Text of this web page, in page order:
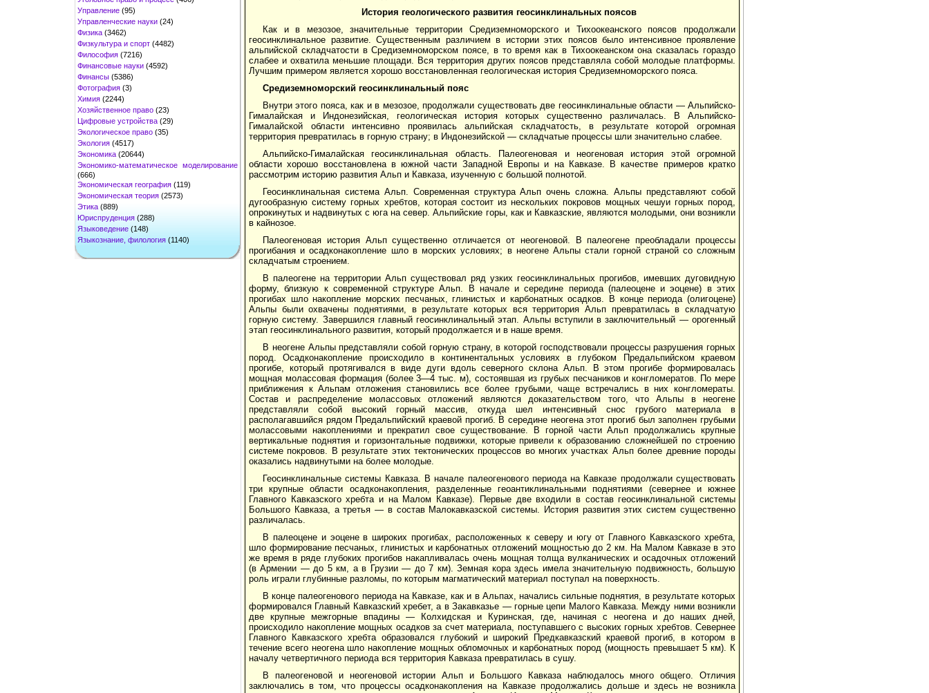
Управление (95)
Управленческие науки (24)
Физика (3462)
Физкультура и спорт (4482)
Философия (7216)
Финансовые науки (4592)
Финансы (5386)
Фотография (3)
Химия (2244)
Хозяйственное право (23)
Цифровые устройства (29)
Экологическое право (35)
Экология (4517)
Экономика (20644)
Экономико-математическое моделирование
(666)
Экономическая география (119)
Экономическая теория (2573)
Этика (889)
Юриспруденция (288)
Языковедение (148)
Языкознание, филология (1140)
История геологического развития геосинклинальных поясов
Как и в мезозое, значительные территории Средиземноморского и Тихоокеанского поясов продолжали
геосинклинальное развитие. Существенным различием в истории этих поясов было интенсивное проявление
альпийской складчатости в Средиземноморском поясе, в то время как в Тихоокеанском она сказалась гораздо
слабее и охватила меньшие площади. Вся территория других поясов представляла собой молодые платформы.
Лучшим примером является хорошо восстановленная геологическая история Средиземноморского пояса.
Средиземноморский геосинклинальный пояс
Внутри этого пояса, как и в мезозое, продолжали существовать две геосинклинальные области — Альпийско-
Гималайская и Индонезийская, геологическая история которых существенно различалась. В Альпийско-
Гималайской области интенсивно проявилась альпийская складчатость, в результате которой огромная
территория превратилась в горную страну; в Индонезийской — складчатые процессы шли значительно слабее.
Альпийско-Гималайская геосинклинальная область. Палеогеновая и неогеновая история этой огромной
области хорошо восстановлена в южной части Западной Европы и на Кавказе. В качестве примеров кратко
рассмотрим историю развития Альп и Кавказа, изученную с большой полнотой.
Геосинклинальная система Альп. Современная структура Альп очень сложна. Альпы представляют собой
дугообразную систему горных хребтов, которая состоит из нескольких покровов мощных чешуи горных пород,
опрокинутых и надвинутых с юга на север. Альпийские горы, как и Кавказские, являются молодыми, они возникли
в кайнозое.
Палеогеновая история Альп существенно отличается от неогеновой. В палеогене преобладали процессы
прогибания и осадконакопление шло в морских условиях; в неогене Альпы стали горной страной со сложным
складчатым строением.
В палеогене на территории Альп существовал ряд узких геосинклинальных прогибов, имевших дуговидную
форму, близкую к современной структуре Альп. В начале и середине периода (палеоцене и эоцене) в этих
прогибах шло накопление морских песчаных, глинистых и карбонатных осадков. В конце периода (олигоцене)
Альпы были охвачены поднятиями, в результате которых вся территория Альп превратилась в складчатую
горную систему. Завершился главный геосинклинальный этап. Альпы вступили в заключительный — орогенный
этап геосинклинального развития, который продолжается и в наше время.
В неогене Альпы представляли собой горную страну, в которой господствовали процессы разрушения горных
пород. Осадконакопление происходило в континентальных условиях в глубоком Предальпийском краевом
прогибе, который протягивался в виде дуги вдоль северного склона Альп. В этом прогибе формировалась
мощная молассовая формация (более 3—4 тыс. м), состоявшая из грубых песчаников и конгломератов. По мере
приближения к Альпам отложения становились все более грубыми, чаще встречались в них конгломераты.
Состав и распределение молассовых отложений являются доказательством того, что Альпы в неогене
представляли собой высокий горный массив, откуда шел интенсивный снос грубого материала в
располагавшийся рядом Предальпийский краевой прогиб. В середине неогена этот прогиб был заполнен грубыми
молассовыми накоплениями и прекратил свое существование. В горной части Альп продолжались крупные
вертикальные поднятия и горизонтальные подвижки, которые привели к образованию сложнейшей по строению
системе покровов. В результате этих тектонических процессов во многих участках Альп более древние породы
оказались надвинутыми на более молодые.
Геосинклинальные системы Кавказа. В начале палеогенового периода на Кавказе продолжали существовать
три крупные области осадконакопления, разделенные геоантиклинальными поднятиями (севернее и южнее
Главного Кавказского хребта и на Малом Кавказе). Первые две входили в состав геосинклинальной системы
Большого Кавказа, а третья — в состав Малокавказской системы. История развития этих систем существенно
различалась.
В палеоцене и эоцене в широких прогибах, расположенных к северу и югу от Главного Кавказского хребта,
шло формирование песчаных, глинистых и карбонатных отложений мощностью до 2 км. На Малом Кавказе в это
же время в ряде глубоких прогибов накапливалась очень мощная толща вулканических и осадочных отложений
(в Армении — до 5 км, а в Грузии — до 7 км). Земная кора здесь имела значительную подвижность, большую
роль играли глубинные разломы, по которым магматический материал поступал на поверхность.
В конце палеогенового периода на Кавказе, как и в Альпах, начались сильные поднятия, в результате которых
формировался Главный Кавказский хребет, а в Закавказье — горные цепи Малого Кавказа. Между ними возникли
две крупные межгорные впадины — Колхидская и Куринская, где, начиная с неогена и до наших дней,
происходило накопление мощных осадков за счет материала, поступавшего с высоких горных хребтов. Севернее
Главного Кавказского хребта образовался глубокий и широкий Предкавказский краевой прогиб, в котором в
течение всего неогена шло накопление мощных обломочных и карбонатных пород (мощность превышает 5 км). К
началу четвертичного периода вся территория Кавказа превратилась в сушу.
В палеогеновой и неогеновой истории Альп и Большого Кавказа наблюдалось много общего. Отличия
заключались в том, что процессы осадконакопления на Кавказе продолжались дольше и здесь не возникла